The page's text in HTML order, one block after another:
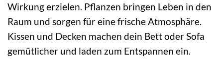
Wirkung erzielen. Pflanzen bringen Leben in den
Raum und sorgen für eine frische Atmosphäre.
Kissen und Decken machen dein Bett oder Sofa
gemütlicher und laden zum Entspannen ein.